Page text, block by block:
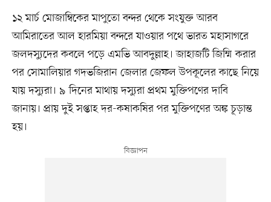
১২ মার্চ মোজাম্বিকের মাপুতো বন্দর থেকে সংযুক্ত আরব
আমিরাতের আল হারমিয়া বন্দরে যাওয়ার পথে ভারত মহাসাগরে
জলদস্যুদের কবলে পড়ে এমভি আবদুল্লাহ। জাহাজটি জিম্মি করার
পর সোমালিয়ার গদভজিরান জেলার জেফল উপকূলের কাছে নিয়ে
যায় দস্যুরা। ৯ দিনের মাথায় দস্যুরা প্রথম মুক্তিপণের দাবি
জানায়। প্রায় দুই সপ্তাহ দর-কষাকষির পর মুক্তিপণের অঙ্ক চূড়ান্ত
হয়।